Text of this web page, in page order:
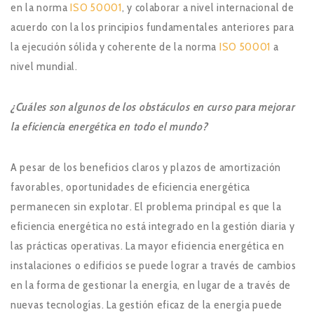
en la normaISO 50001, y colaborar a nivel internacional de
acuerdo con la los principios fundamentales anteriores para
la ejecución sólida y coherente de la norma ISO 50001 a
nivel mundial.
¿Cuáles son algunos de los obstáculos en curso para mejorar
la eficiencia energética en todo el mundo?
A pesar de los beneficios claros y plazos de amortización
favorables, oportunidades de eficiencia energética
permanecen sin explotar. El problema principal es que la
eficiencia energética no está integrado en la gestión diaria y
las prácticas operativas. La mayor eficiencia energética en
instalaciones o edificios se puede lograr a través de cambios
en la forma de gestionar la energía, en lugar de a través de
nuevas tecnologías. La gestión eficaz de la energía puede